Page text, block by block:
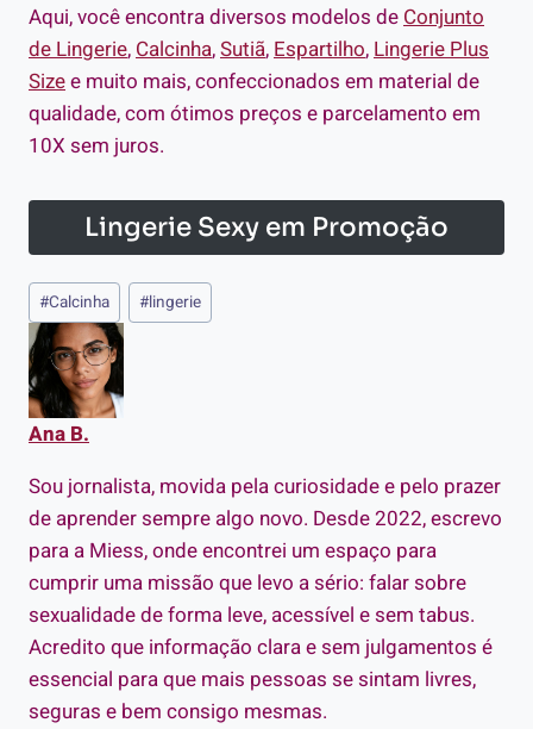
Aqui, você encontra diversos modelos de Conjunto
de Lingerie, Calcinha,Sutiã, Espartilho, Lingerie Plus
Sizee muito mais, confeccionados em material de
qualidade, com ótimos preços e parcelamento em
10X sem juros.
Lingerie Sexy em Promoção
Tags
do
Post:
#Calcinha #lingerie
Ana B.
Sou jornalista, movida pela curiosidade e pelo prazer
de aprender sempre algo novo. Desde 2022, escrevo
para a Miess, onde encontrei um espaço para
cumprir uma missão que levo a sério: falar sobre
sexualidade de forma leve, acessível e sem tabus.
Acredito que informação clara e sem julgamentos é
essencial para que mais pessoas se sintam livres,
seguras e bem consigo mesmas.